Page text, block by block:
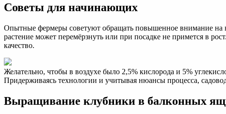
Советы для начинающих
Опытные фермеры советуют обращать повышенное внимание на
растение может перемёрзнуть или при посадке не примется в
качество.
Желательно, чтобы в воздухе было 2,5% кислорода и 5%
Придерживаясь технологии и учитывая нюансы процесса,
Выращивание клубники в балконных